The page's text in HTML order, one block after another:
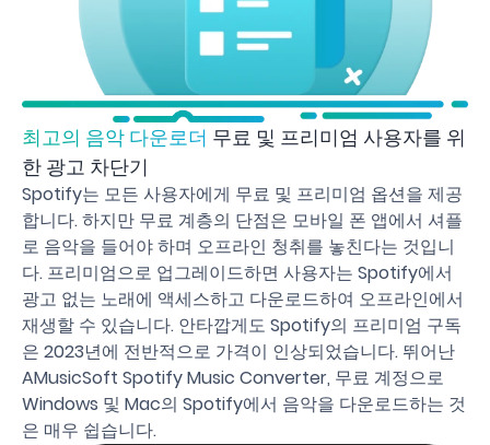
최고의 음악 다운로더 무료 및 프리미엄 사용자를 위
한 광고 차단기
Spotify는 모든 사용자에게 무료 및 프리미엄 옵션을 제공
합니다. 하지만 무료 계층의 단점은 모바일 폰 앱에서 셔플
로 음악을 들어야 하며 오프라인 청취를 놓친다는 것입니
다. 프리미엄으로 업그레이드하면 사용자는 Spotify에서
광고 없는 노래에 액세스하고 다운로드하여 오프라인에서
재생할 수 있습니다. 안타깝게도 Spotify의 프리미엄 구독
은 2023년에 전반적으로 가격이 인상되었습니다. 뛰어난
AMusicSoft Spotify Music Converter, 무료 계정으로
Windows 및 Mac의 Spotify에서 음악을 다운로드하는 것
은 매우 쉽습니다.